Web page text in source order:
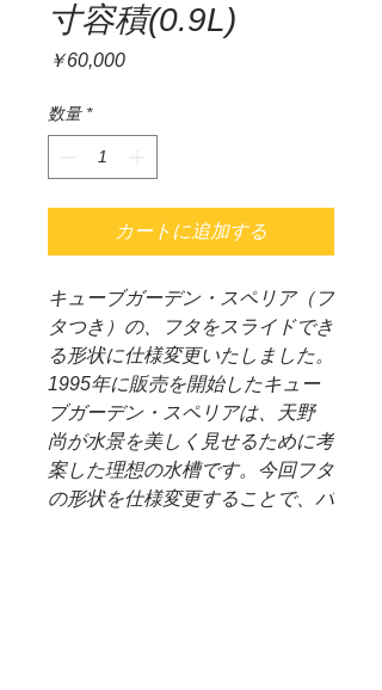
寸容積(0.9L)
￥60,000価
数量 *
カートに追加する
キューブガーデン・スペリア（フ
タつき）の、フタをスライドでき
る形状に仕様変更いたしました。
1995年に販売を開始したキュー
ブガーデン・スペリアは、天野
尚が水景を美しく見せるために考
案した理想の水槽です。今回フタ
の形状を仕様変更することで、パ